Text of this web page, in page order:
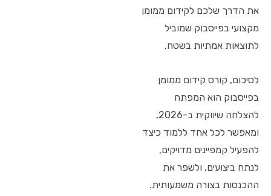
את הדרך שלכם לקידום ממומן
מקצועי בפייסבוק שמוביל
לתוצאות אמתיות בשטח.
לסיכום, קורס קידום ממומן
בפייסבוק הוא המפתח
להצלחה שיווקית ב-2026,
ומאפשר לכל אחד ללמוד כיצד
להפעיל קמפיינים מדויקים,
לנתח ביצועים, ולשפר את
ההכנסות בצורה משמעותית.